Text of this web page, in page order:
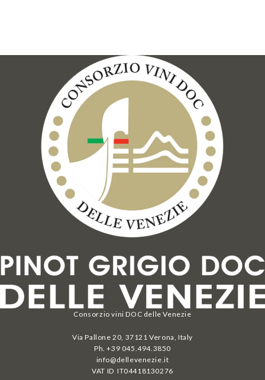
Consorzio vini DOC delle Venezie
Via Pallone 20, 37121 Verona, Italy
Ph. +39 045.494.3850
info@dellevenezie.it
VAT ID IT04418130276